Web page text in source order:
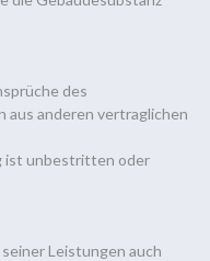
des
aus anderen vertraglichen
ist unbestritten oder
Leistungen auch